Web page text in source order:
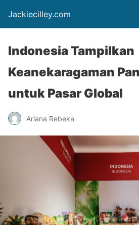
Jackiecilley.com
Indonesia Tampilkan
Keanekaragaman
untuk Pasar Global
Ariana Rebeka